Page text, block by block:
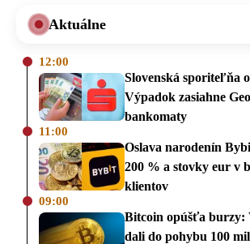
Aktuálne
12:00
Slovenská sporiteľňa
Výpadok zasiahne
bankomaty
11:00
Oslava narodenín
200 % a stovky eur v
klientov
09:00
Bitcoin opúšťa burzy:
dali do pohybu 100